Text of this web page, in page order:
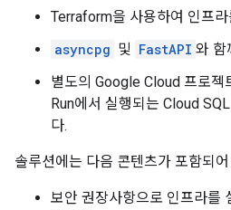
Terraform을 사용하여 인프
asyncpg 및 FastAPI 와 함
별도의 Google Cloud 프로젝
Run에서 실행되는 Cloud
다.
솔루션에는 다음 콘텐츠가 포함되
보안 권장사항으로 인프라를